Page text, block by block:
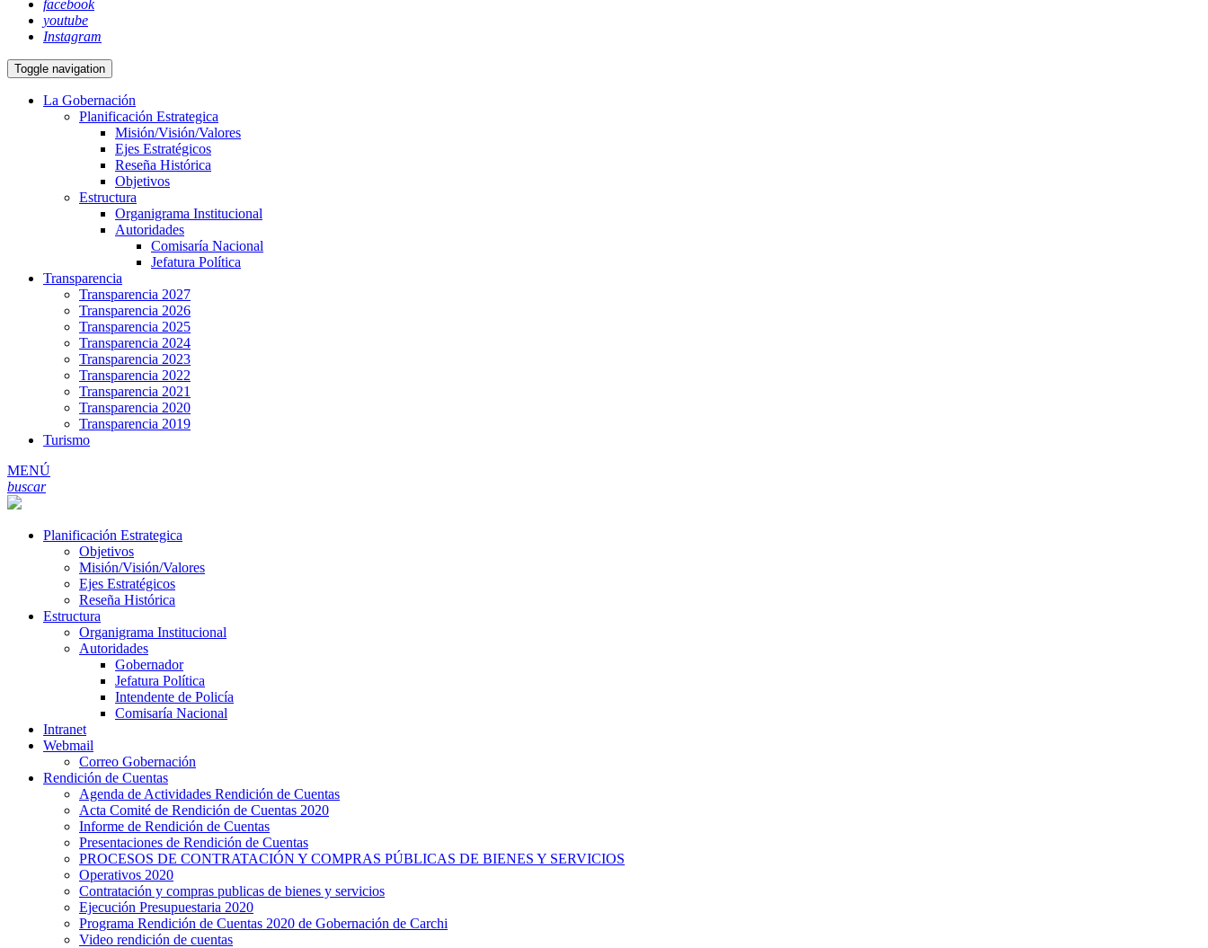
facebook
youtube
Instagram
Toggle navigation
La Gobernación
Planificación Estrategica
Misión/Visión/Valores
Ejes Estratégicos
Reseña Histórica
Objetivos
Estructura
Organigrama Institucional
Autoridades
Comisaría Nacional
Jefatura Política
Transparencia
Transparencia 2027
Transparencia 2026
Transparencia 2025
Transparencia 2024
Transparencia 2023
Transparencia 2022
Transparencia 2021
Transparencia 2020
Transparencia 2019
Turismo
MENÚ
buscar
Planificación Estrategica
Objetivos
Misión/Visión/Valores
Ejes Estratégicos
Reseña Histórica
Estructura
Organigrama Institucional
Autoridades
Gobernador
Jefatura Política
Intendente de Policía
Comisaría Nacional
Intranet
Webmail
Correo Gobernación
Rendición de Cuentas
Agenda de Actividades Rendición de Cuentas
Acta Comité de Rendición de Cuentas 2020
Informe de Rendición de Cuentas
Presentaciones de Rendición de Cuentas
PROCESOS DE CONTRATACIÓN Y COMPRAS PÚBLICAS DE BIENES Y SERVICIOS
Operativos 2020
Contratación y compras publicas de bienes y servicios
Ejecución Presupuestaria 2020
Programa Rendición de Cuentas 2020 de Gobernación de Carchi
Video rendición de cuentas